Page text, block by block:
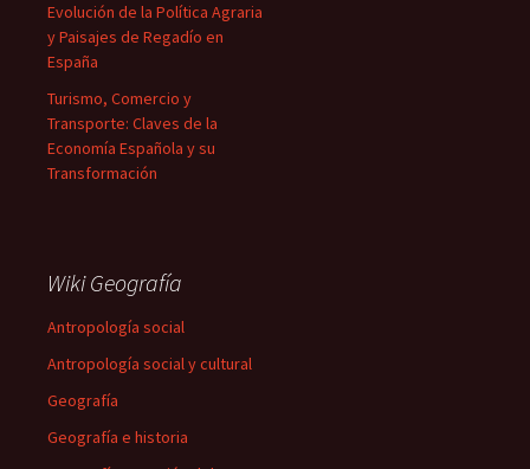
Evolución de la Política Agraria
y Paisajes de Regadío en
España
Turismo, Comercio y
Transporte: Claves de la
Economía Española y su
Transformación
Wiki Geografía
Antropología social
Antropología social y cultural
Geografía
Geografía e historia